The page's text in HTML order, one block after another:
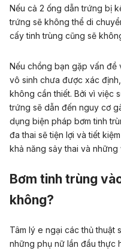
Nếu cả 2 ống dẫn trứng bị
trứng sẽ không thể di
cấy tinh trùng cũng sẽ
Nếu chồng bạn gặp vấn đề
vô sinh chưa được xác
không cần thiết. Bởi vì việc
trứng sẽ dẫn đến nguy cơ
dụng biện pháp bơm tinh
đa thai sẽ tiện lợi và tiết
khả năng sảy thai và
Bơm tinh trùng
không?
Tâm lý e ngại các thủ thuật
những phụ nữ lần đầu thực